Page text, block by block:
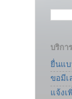
บริกา
ยื่นแ
ขอมีเ
แจ้ง